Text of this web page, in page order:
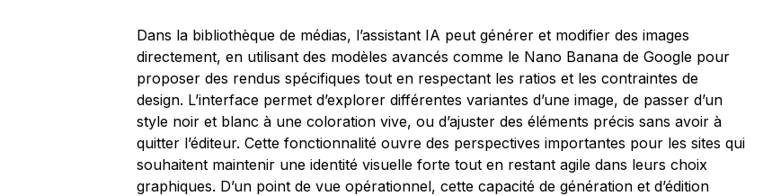
Dans la bibliothèque de médias, l’assistant IA peut générer et modifier des images
directement, en utilisant des modèles avancés comme le Nano Banana de Google pour
proposer des rendus spécifiques tout en respectant les ratios et les contraintes de
design. L’interface permet d’explorer différentes variantes d’une image, de passer d’un
style noir et blanc à une coloration vive, ou d’ajuster des éléments précis sans avoir à
quitter l’éditeur. Cette fonctionnalité ouvre des perspectives importantes pour les sites qui
souhaitent maintenir une identité visuelle forte tout en restant agile dans leurs choix
graphiques. D’un point de vue opérationnel, cette capacité de génération et d’édition